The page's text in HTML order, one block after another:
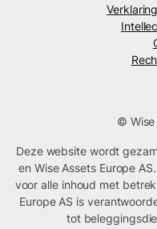
© Wise
Deze website wordt
en Wise Assets Europe
voor alle inhoud met
Europe AS is
tot